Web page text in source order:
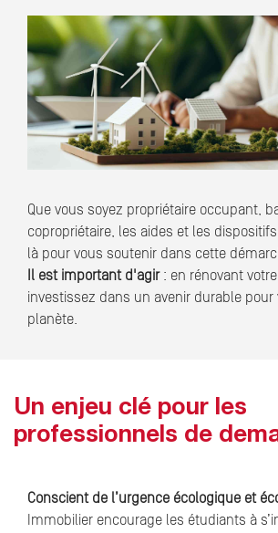
Que vous soyez propriétaire occupant,
copropriétaire, les aides et les
là pour vous soutenir dans cette
Il est important d'agir: en rénovant
investissez dans un avenir durable pour
planète.
Un enjeu clé pour les
professionnels de
Conscient de l’urgence écologique et
Immobilier encourage les étudiants à